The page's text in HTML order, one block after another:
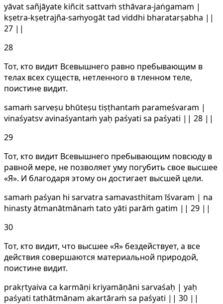
yāvat sañjāyate kiñcit sattvaṁ sthāvara-jaṅgamam |
kṣetra-kṣetrajña-saṁyogāt tad viddhi bharatarṣabha ||
27 ||
28
Тот, кто видит Всевышнего равно пребывающим в
телах всех существ, нетленного в тленном теле,
поистине видит.
samaṁ sarveṣu bhūteṣu tiṣṭhantaṁ parameśvaram |
vinaśyatsv avinaśyantaṁ yaḥ paśyati sa paśyati || 28 ||
29
Тот, кто видит Всевышнего пребывающим повсюду в
равной мере, не позволяет уму погубить свое высшее
«Я». И благодаря этому он достигает высшей цели.
samaṁ paśyan hi sarvatra samavasthitam īśvaram | na
hinasty ātmanātmānaṁ tato yāti parāṁ gatim || 29 ||
30
Тот, кто видит, что высшее «Я» бездействует, а все
действия совершаются материальной природой,
поистине видит.
prakṛtyaiva ca karmāṇi kriyamāṇāni sarvaśaḥ | yaḥ
paśyati tathātmānam akartāraṁ sa paśyati || 30 ||